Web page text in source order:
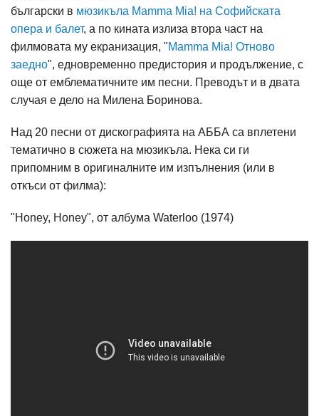
български в мюзикъла Mamma Mia! на Софийската
опера и балет, а по кината излиза втора част на
филмовата му екранизация, "Mamma Mia! Отново
заедно", едновременно предистория и продължение, с
още от емблематичните им песни. Преводът и в двата
случая е дело на Милена Боринова.
Над 20 песни от дискографията на АББА са вплетени
тематично в сюжета на мюзикъла. Нека си ги
припомним в оригиналните им изпълнения (или в
откъси от филма):
"Honey, Honey", от албума Waterloo (1974)